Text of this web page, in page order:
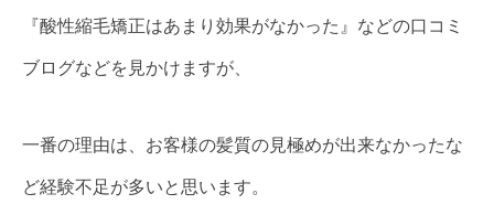
『酸性縮毛矯正はあまり効果がなかった』などの口コミ
ブログなどを見かけますが、
一番の理由は、お客様の髪質の見極めが出来なかったな
ど経験不足が多いと思います。